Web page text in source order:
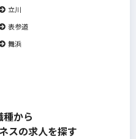
立川
表参道
舞浜
から
スの求人を探す